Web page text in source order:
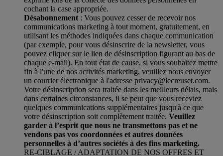
cochant la case appropriée.
Désabonnement : Vous pouvez cesser de recevoir nos
communications marketing à tout moment, gratuitement, en
utilisant les méthodes indiquées dans chaque communication
(par exemple, pour vous désinscrire de la newsletter, vous
pouvez cliquer sur le lien de désinscription figurant au bas de
chaque e-mail). En tout état de cause, si vous souhaitez mettre
fin à l'une de nos activités marketing, veuillez nous envoyer
un courrier électronique à l'adresse privacy@lecreuset.com.
Votre désinscription sera traitée dans les meilleurs délais, mais
dans certaines circonstances, il se peut que vous receviez
quelques communications supplémentaires jusqu'à ce que
votre désinscription soit complètement traitée. Veuillez
garder à l’esprit que nous ne transmettons pas et ne
vendons pas vos coordonnées et autres données
personnelles à d’autres sociétés à des fins marketing.
RE-CIBLAGE / ADAPTATION DE NOS OFFRES ET